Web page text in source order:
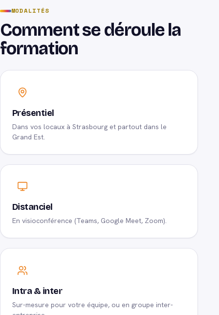
MODALITÉS
Comment se déroule la
formation
Présentiel
Dans vos locaux à Strasbourg et partout dans le
Grand Est.
Distanciel
En visioconférence (Teams, Google Meet, Zoom).
Intra & inter
Sur-mesure pour votre équipe, ou en groupe inter-